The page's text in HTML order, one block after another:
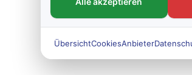
ÜbersichtCookiesAnbieter